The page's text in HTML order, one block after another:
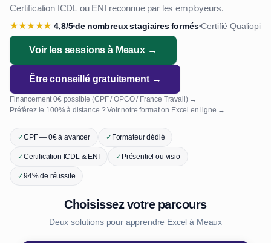
Certification ICDL ou ENI reconnue par les employeurs.
★★★★★ 4,8/5•de nombreux stagiaires formés•Certifié Qualiopi
Voir les sessions à Meaux →
Être conseillé gratuitement →
Financement 0€ possible (CPF / OPCO / France Travail) →
Préférez le 100% à distance ? Voir notre formation Excel en ligne →
✓CPF — 0€ à avancer ✓Formateur dédié
✓Certification ICDL & ENI ✓Présentiel ou visio
✓94% de réussite
Choisissez votre parcours
Deux solutions pour apprendre Excel à Meaux